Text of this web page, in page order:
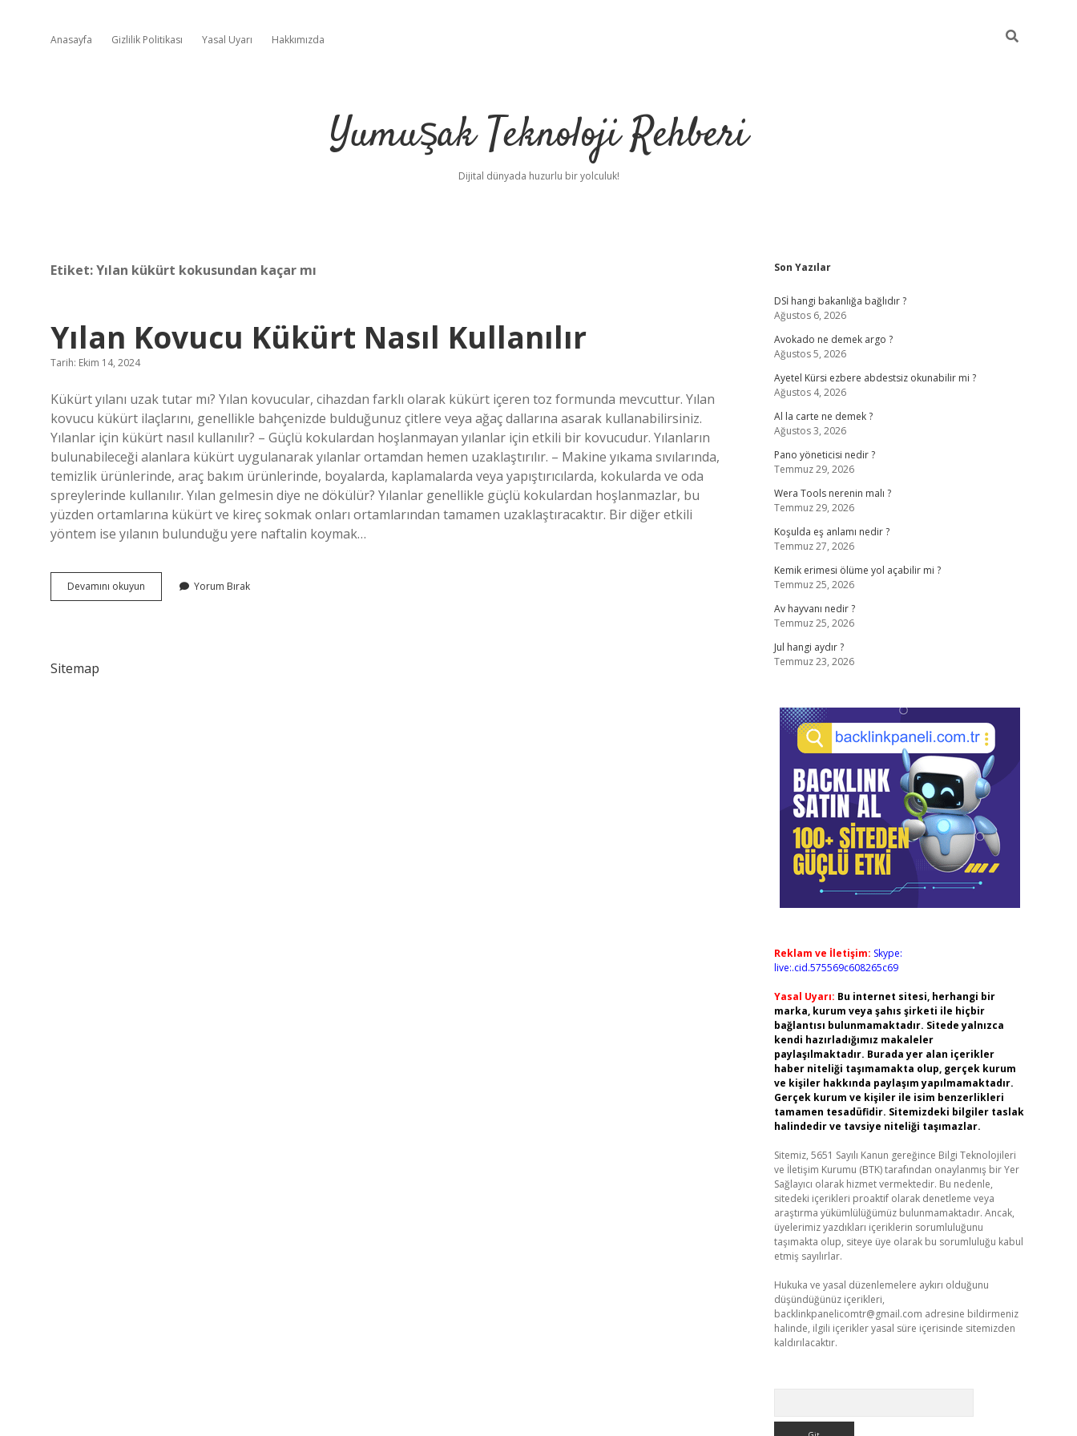
Anasayfa Gizlilik Politikası Yasal Uyarı Hakkımızda
Yumuşak Teknoloji Rehberi
Dijital dünyada huzurlu bir yolculuk!
Etiket:Yılan kükürt kokusundan kaçar mı
Yılan Kovucu Kükürt Nasıl Kullanılır
Tarih: Ekim 14, 2024
Kükürt yılanı uzak tutar mı? Yılan kovucular, cihazdan farklı olarak kükürt içeren toz formunda mevcuttur. Yılan
kovucu kükürt ilaçlarını, genellikle bahçenizde bulduğunuz çitlere veya ağaç dallarına asarak kullanabilirsiniz.
Yılanlar için kükürt nasıl kullanılır? – Güçlü kokulardan hoşlanmayan yılanlar için etkili bir kovucudur. Yılanların
bulunabileceği alanlara kükürt uygulanarak yılanlar ortamdan hemen uzaklaştırılır. – Makine yıkama sıvılarında,
temizlik ürünlerinde, araç bakım ürünlerinde, boyalarda, kaplamalarda veya yapıştırıcılarda, kokularda ve oda
spreylerinde kullanılır. Yılan gelmesin diye ne dökülür? Yılanlar genellikle güçlü kokulardan hoşlanmazlar, bu
yüzden ortamlarına kükürt ve kireç sokmak onları ortamlarından tamamen uzaklaştıracaktır. Bir diğer etkili
yöntem ise yılanın bulunduğu yere naftalin koymak…
Devamını okuyun
Kovucu
Yorum Bırak
Sitemap
Sidebar
Son Yazılar
DSİ hangi bakanlığa bağlıdır ?
Ağustos 6, 2026
Avokado ne demek argo ?
Ağustos 5, 2026
Ayetel Kürsi ezbere abdestsiz okunabilir mi ?
Ağustos 4, 2026
Al la carte ne demek ?
Ağustos 3, 2026
Pano yöneticisi nedir ?
Temmuz 29, 2026
Wera Tools nerenin malı ?
Temmuz 29, 2026
Koşulda eş anlamı nedir ?
Temmuz 27, 2026
Kemik erimesi ölüme yol açabilir mi ?
Temmuz 25, 2026
Av hayvanı nedir ?
Temmuz 25, 2026
Jul hangi aydır ?
Temmuz 23, 2026
Reklam ve İletişim: Skype:
live:.cid.575569c608265c69
Yasal Uyarı: Bu internet sitesi, herhangi bir
marka, kurum veya şahıs şirketi ile hiçbir
bağlantısı bulunmamaktadır. Sitede yalnızca
kendi hazırladığımız makaleler
paylaşılmaktadır. Burada yer alan içerikler
haber niteliği taşımamakta olup, gerçek kurum
ve kişiler hakkında paylaşım yapılmamaktadır.
Gerçek kurum ve kişiler ile isim benzerlikleri
tamamen tesadüfidir. Sitemizdeki bilgiler taslak
halindedir ve tavsiye niteliği taşımazlar.
Sitemiz, 5651 Sayılı Kanun gereğince Bilgi Teknolojileri
ve İletişim Kurumu (BTK) tarafından onaylanmış bir Yer
Sağlayıcı olarak hizmet vermektedir. Bu nedenle,
sitedeki içerikleri proaktif olarak denetleme veya
araştırma yükümlülüğümüz bulunmamaktadır. Ancak,
üyelerimiz yazdıkları içeriklerin sorumluluğunu
taşımakta olup, siteye üye olarak bu sorumluluğu kabul
etmiş sayılırlar.
Hukuka ve yasal düzenlemelere aykırı olduğunu
düşündüğünüz içerikleri,
backlinkpanelicomtr@gmail.com adresine bildirmeniz
halinde, ilgili içerikler yasal süre içerisinde sitemizden
kaldırılacaktır.